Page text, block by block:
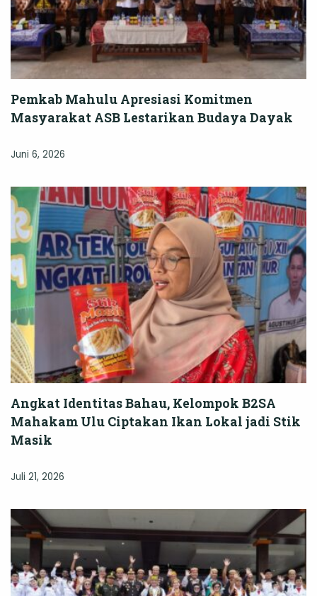
Pemkab Mahulu Apresiasi Komitmen
Masyarakat ASB Lestarikan Budaya Dayak
Juni 6, 2026
Angkat Identitas Bahau, Kelompok B2SA
Mahakam Ulu Ciptakan Ikan Lokal jadi Stik
Masik
Juli 21, 2026